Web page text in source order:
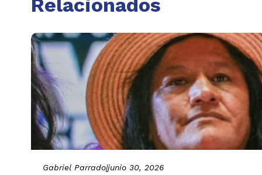
Gabriel Parrado|junio 30, 2026